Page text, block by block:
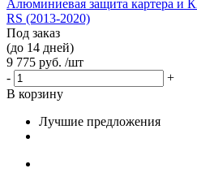
Алюминиевая защита картера и
RS (2013-2020)
Под заказ
(до 14 дней)
9 775 руб. /шт
-
+
В корзину
Лучшие предложения